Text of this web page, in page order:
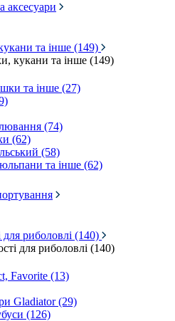
аксесуари
та інше (149)
кукани та інше (149)
та інше (27)
(74)
(62)
(58)
та інше (62)
для риболовлі (140)
для риболовлі (140)
Favorite (13)
Gladiator (29)
(126)